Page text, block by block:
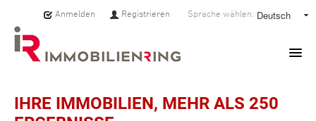
Sprache wählen:
Anmelden Registrieren
HOME
IHRE IMMOBILIEN, MEHR ALS 250